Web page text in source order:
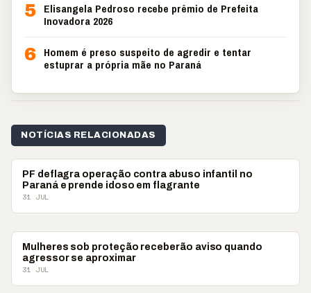
5 Elisangela Pedroso recebe prêmio de Prefeita
Inovadora 2026
6 Homem é preso suspeito de agredir e tentar
estuprar a própria mãe no Paraná
NOTÍCIAS RELACIONADAS
POLICIAL
PF deflagra operação contra abuso infantil no
Paraná e prende idoso em flagrante
31 JUL
POLICIAL
Mulheres sob proteção receberão aviso quando
agressor se aproximar
31 JUL